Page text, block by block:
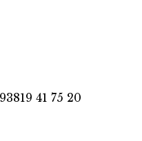
41 75 20